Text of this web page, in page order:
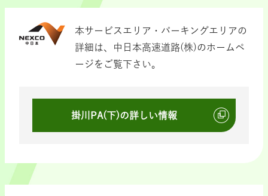
本サービスエリア・パーキングエリアの
詳細は、中日本高速道路(株)のホームペ
ージをご覧下さい。
掛川PA(下)の詳しい情報